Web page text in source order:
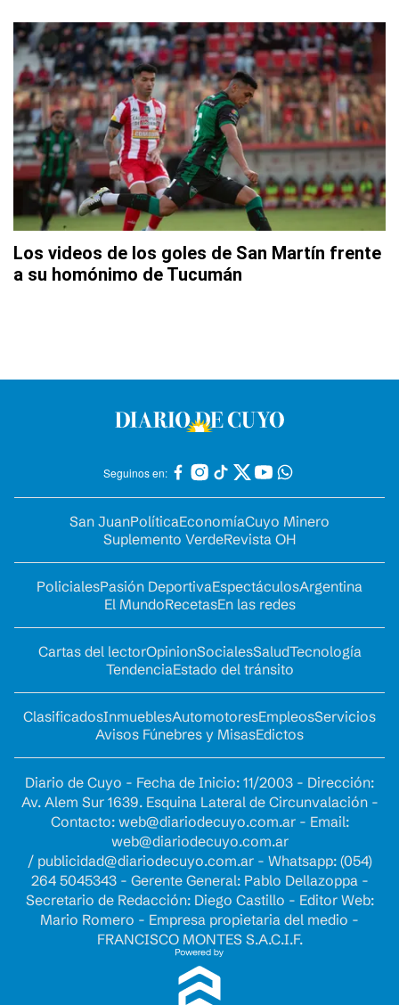
Los videos de los goles de San Martín frente
a su homónimo de Tucumán
Seguinos en:
San JuanPolíticaEconomíaCuyo Minero
Suplemento VerdeRevista OH
PolicialesPasión DeportivaEspectáculosArgentina
El MundoRecetasEn las redes
Cartas del lectorOpinionSocialesSaludTecnología
TendenciaEstado del tránsito
ClasificadosInmueblesAutomotoresEmpleosServicios
Avisos Fúnebres y MisasEdictos
Diario de Cuyo - Fecha de Inicio: 11/2003 - Dirección:
Av. Alem Sur 1639. Esquina Lateral de Circunvalación -
Contacto: web@diariodecuyo.com.ar- Email:
web@diariodecuyo.com.ar
/ publicidad@diariodecuyo.com.ar- Whatsapp: (054)
264 5045343 - Gerente General: Pablo Dellazoppa -
Secretario de Redacción: Diego Castillo - Editor Web:
Mario Romero - Empresa propietaria del medio -
FRANCISCO MONTES S.A.C.I.F.